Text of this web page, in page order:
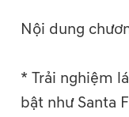
Nội dung
* Trải nghiệm
bật như Santa